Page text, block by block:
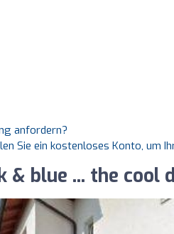
anfordern?
Sie ein kostenloses Konto, um
& blue ... the cool